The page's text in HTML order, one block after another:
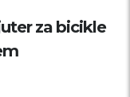
za bicikle